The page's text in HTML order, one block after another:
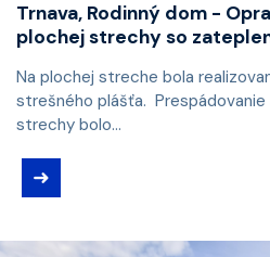
Trnava, Rodinný dom -
plochej strechy so
Na plochej streche bola
strešného plášťa.
strechy bolo...
➜